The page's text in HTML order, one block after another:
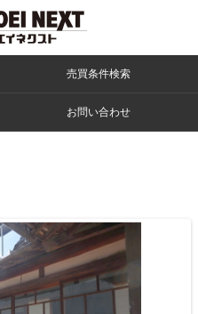
売買条件検索
お問い合わせ